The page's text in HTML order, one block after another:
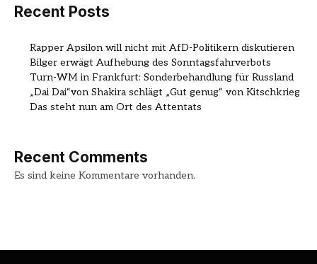
Recent Posts
Rapper Apsilon will nicht mit AfD-Politikern diskutieren
Bilger erwägt Aufhebung des Sonntagsfahrverbots
Turn-WM in Frankfurt: Sonderbehandlung für Russland
„Dai Dai“von Shakira schlägt „Gut genug“ von Kitschkrieg
Das steht nun am Ort des Attentats
Recent Comments
Es sind keine Kommentare vorhanden.